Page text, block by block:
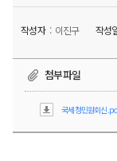
작성자 이진구 작성
첨부파일
국세청민원회신